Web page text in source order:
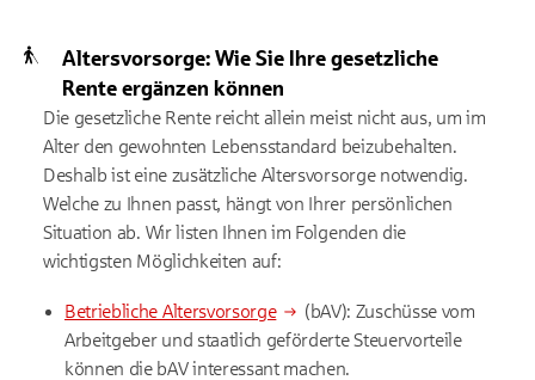
Altersvorsorge: Wie Sie Ihre gesetzliche
Rente ergänzen können
Die gesetzliche Rente reicht allein meist nicht aus, um im
Alter den gewohnten Lebensstandard beizubehalten.
Deshalb ist eine zusätzliche Altersvorsorge notwendig.
Welche zu Ihnen passt, hängt von Ihrer persönlichen
Situation ab. Wir listen Ihnen im Folgenden die
wichtigsten Möglichkeiten auf:
Betriebliche Altersvorsorge
(bAV): Zuschüsse vom
Arbeitgeber und staatlich geförderte Steuervorteile
können die bAV interessant machen.